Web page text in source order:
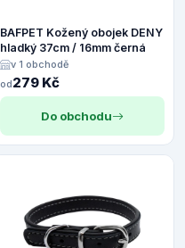
BAFPET Kožený obojek DENY
hladký 37cm / 16mm černá
v 1 obchodě
od279 Kč
Do obchodu